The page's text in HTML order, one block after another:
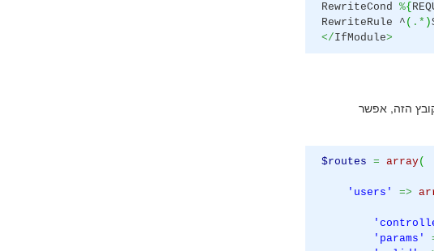
RewriteCond %{
RewriteRule ^ ( .* )
</IfModule>
הזה, אפשר
$routes = array(
'users' =>
'params'